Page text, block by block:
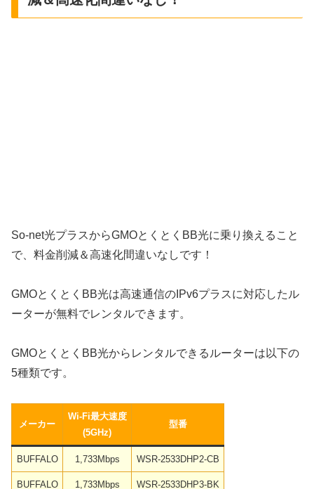
So-net光プラスからGMOとくとくBB光に乗り換えること
で、料金削減＆高速化間違いなしです！
GMOとくとくBB光は高速通信のIPv6プラスに対応したル
ーターが無料でレンタルできます。
GMOとくとくBB光からレンタルできるルーターは以下の
5種類です。
メーカー
Wi-Fi最大速度
(5GHz)
型番
BUFFALO 1,733Mbps WSR-2533DHP2-CB
BUFFALO 1,733Mbps WSR-2533DHP3-BK